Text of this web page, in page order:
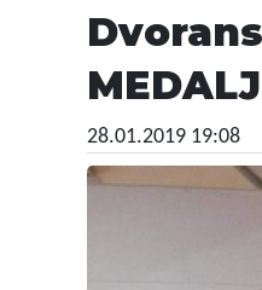
28.01.2019 19:08